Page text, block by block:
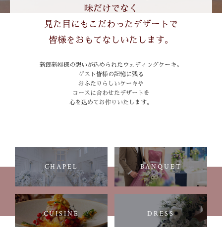
味だけでなく
見た目にもこだわったデザートで
皆様をおもてなしいたします。
新郎新婦様の想いが込められたウェディングケーキ。
ゲスト皆様の記憶に残る
おふたりらしいケーキや
コースに合わせたデザートを
心を込めてお作りいたします。
CHAPEL BANQUET
CUISINE DRESS